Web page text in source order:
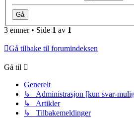
3 emner • Side 1 av 1
Gå tilbake til forumindeksen
Gå til
Generelt
↳ Administrasjon [kun svar-
↳ Artikler
↳ Tilbakemeldinger